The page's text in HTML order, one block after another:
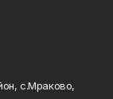
с.Мраково,